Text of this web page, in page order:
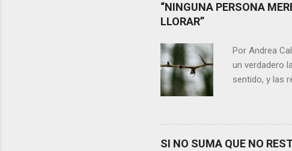
“NINGUNA PERSONA
LLORAR”
Por Andrea
un verdadero
sentido, y las
conteste
momento de
Si
SI NO SUMA QUE NO